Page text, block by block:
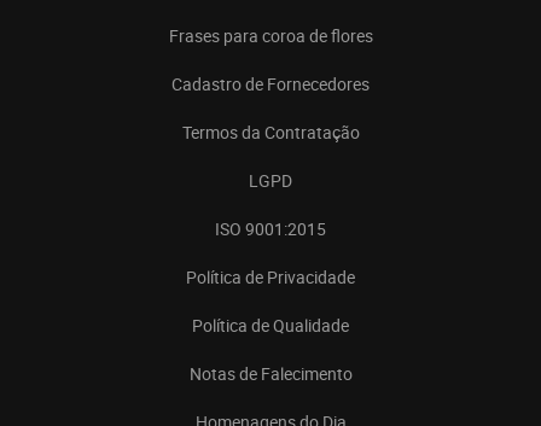
Frases para coroa de flores
Cadastro de Fornecedores
Termos da Contratação
LGPD
ISO 9001:2015
Política de Privacidade
Política de Qualidade
Notas de Falecimento